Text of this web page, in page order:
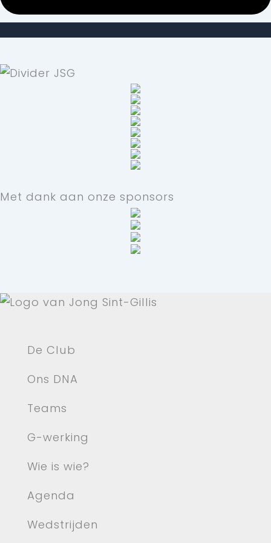
Met dank aan onze sponsors
De Club
Ons DNA
Teams
G-werking
Wie is wie?
Agenda
Wedstrijden